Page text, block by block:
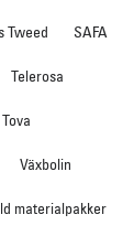
Tweed SAFA
Telerosa
Tova
Växbolin
materialpakker